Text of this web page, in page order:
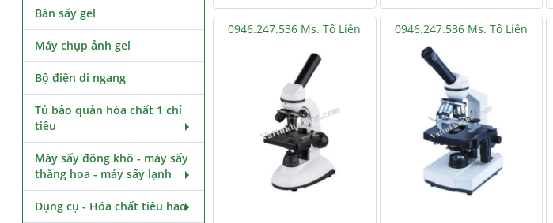
0946.247.536 Ms. Tô Liên 0946.247.536 Ms. Tô Liên
Bàn sấy gel
Máy chụp ảnh gel
Bộ điện di ngang
Tủ bảo quản hóa chất 1 chỉ
tiêu
Máy sấy đông khô - máy sấy
thăng hoa - máy sấy lạnh
Dụng cụ - Hóa chất tiêu hao